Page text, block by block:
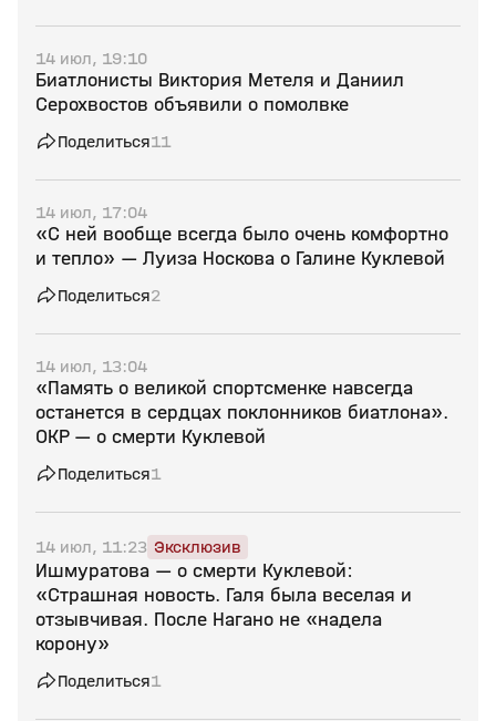
14 июл, 19:10
Биатлонисты Виктория Метеля и Даниил
Серохвостов объявили о помолвке
Поделиться11
14 июл, 17:04
«С ней вообще всегда было очень комфортно
и тепло» — Луиза Носкова о Галине Куклевой
Поделиться2
14 июл, 13:04
«Память о великой спортсменке навсегда
останется в сердцах поклонников биатлона».
ОКР — о смерти Куклевой
Поделиться1
14 июл, 11:23 Эксклюзив
Ишмуратова — о смерти Куклевой:
«Страшная новость. Галя была веселая и
отзывчивая. После Нагано не «надела
корону»
Поделиться1